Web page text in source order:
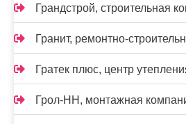
Грандстрой, строительная
Гранит, ремонтно-
Гратек плюс, центр
Грол-НН, монтажная